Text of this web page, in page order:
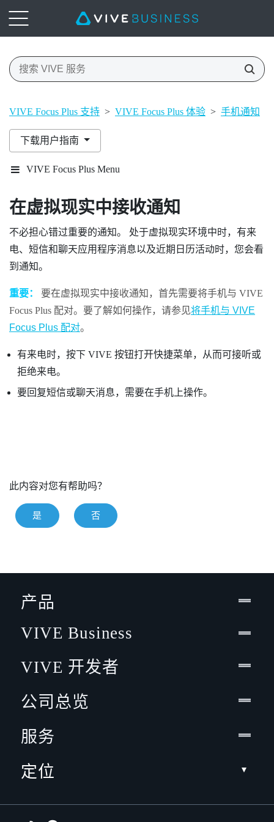
VIVE Focus Plus 支持 > VIVE Focus Plus 体验 > 手机通知
下载用户指南
VIVE Focus Plus Menu
在虚拟现实中接收通知
不必担心错过重要的通知。 处于虚拟现实环境中时，有来
电、短信和聊天应用程序消息以及近期日历活动时，您会看
到通知。
重要： 要在虚拟现实中接收通知，首先需要将手机与 VIVE
Focus Plus 配对。要了解如何操作，请参见将手机与 VIVE
Focus Plus 配对。
有来电时，按下 VIVE 按钮打开快捷菜单，从而可接听或
拒绝来电。
要回复短信或聊天消息，需要在手机上操作。
此内容对您有帮助吗？
是 否
产品
VIVE Business
VIVE 开发者
公司总览
服务
定位